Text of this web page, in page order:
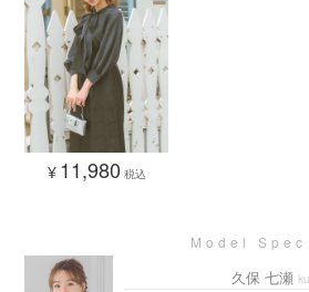
¥ 11,980 税込
久保 七瀬